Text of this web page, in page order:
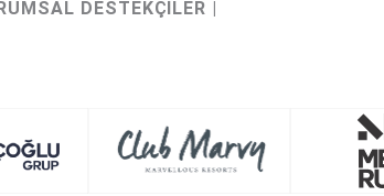
DESTEKÇİLER |